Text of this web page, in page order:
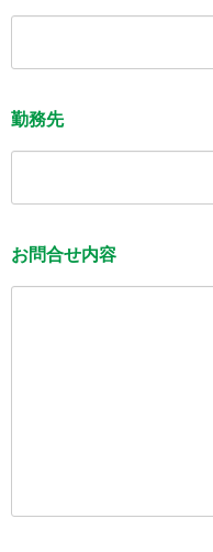
勤務先
お問合せ内容